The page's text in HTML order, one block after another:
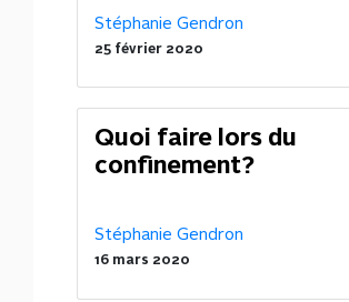
Stéphanie Gendron
25 février 2020
Quoi faire lors du
confinement?
Stéphanie Gendron
16 mars 2020